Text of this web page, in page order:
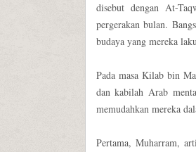
disebut dengan At-
pergerakan bulan.
budaya yang mereka
Pada masa Kilab bin
dan kabilah Arab
memudahkan mereka
Pertama, Muharram,